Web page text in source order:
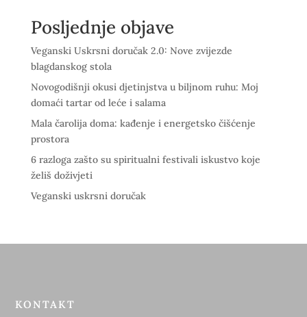
Posljednje objave
Veganski Uskrsni doručak 2.0: Nove zvijezde
blagdanskog stola
Novogodišnji okusi djetinjstva u biljnom ruhu: Moj
domaći tartar od leće i salama
Mala čarolija doma: kađenje i energetsko čišćenje
prostora
6 razloga zašto su spiritualni festivali iskustvo koje
želiš doživjeti
Veganski uskrsni doručak
KONTAKT